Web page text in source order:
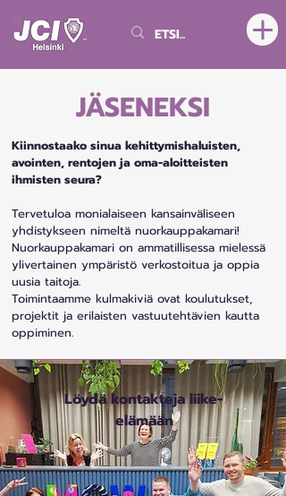
JÄSENEKSI
Kiinnostaako sinua kehittymishaluisten,
avointen, rentojen ja oma-aloitteisten
ihmisten seura?
Tervetuloa monialaiseen kansainväliseen
yhdistykseen nimeltä nuorkauppakamari!
Nuorkauppakamari on ammatillisessa mielessä
ylivertainen ympäristö verkostoitua ja oppia
uusia taitoja.
Toimintaamme kulmakiviä ovat koulutukset,
projektit ja erilaisten vastuutehtävien kautta
oppiminen.
Löydä kontakteja liike-
elämään